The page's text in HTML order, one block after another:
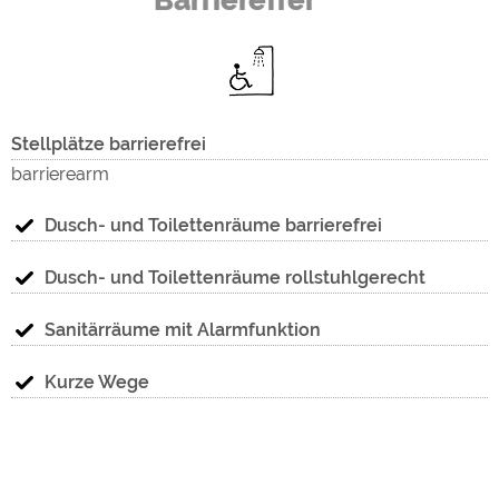
Stellplätze barrierefrei
barrierearm
Dusch- und Toilettenräume barrierefrei
Dusch- und Toilettenräume rollstuhlgerecht
Sanitärräume mit Alarmfunktion
Kurze Wege